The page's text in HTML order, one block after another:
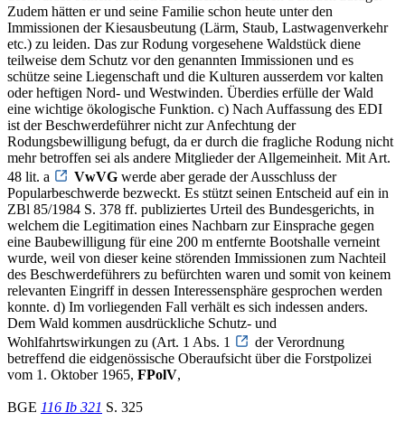
Zudem hätten er und seine Familie schon heute unter den
Immissionen der Kiesausbeutung (Lärm, Staub, Lastwagenverkehr
etc.) zu leiden. Das zur Rodung vorgesehene Waldstück diene
teilweise dem Schutz vor den genannten Immissionen und es
schütze seine Liegenschaft und die Kulturen ausserdem vor kalten
oder heftigen Nord- und Westwinden. Überdies erfülle der Wald
eine wichtige ökologische Funktion. c) Nach Auffassung des EDI
ist der Beschwerdeführer nicht zur Anfechtung der
Rodungsbewilligung befugt, da er durch die fragliche Rodung nicht
mehr betroffen sei als andere Mitglieder der Allgemeinheit. Mit Art.
48 lit. a
VwVG werde aber gerade der Ausschluss der
Popularbeschwerde bezweckt. Es stützt seinen Entscheid auf ein in
ZBl 85/1984 S. 378 ff. publiziertes Urteil des Bundesgerichts, in
welchem die Legitimation eines Nachbarn zur Einsprache gegen
eine Baubewilligung für eine 200 m entfernte Bootshalle verneint
wurde, weil von dieser keine störenden Immissionen zum Nachteil
des Beschwerdeführers zu befürchten waren und somit von keinem
relevanten Eingriff in dessen Interessensphäre gesprochen werden
konnte. d) Im vorliegenden Fall verhält es sich indessen anders.
Dem Wald kommen ausdrückliche Schutz- und
Wohlfahrtswirkungen zu (Art. 1 Abs. 1
der Verordnung
betreffend die eidgenössische Oberaufsicht über die Forstpolizei
vom 1. Oktober 1965, FPolV,
BGE 116 Ib 321 S. 325